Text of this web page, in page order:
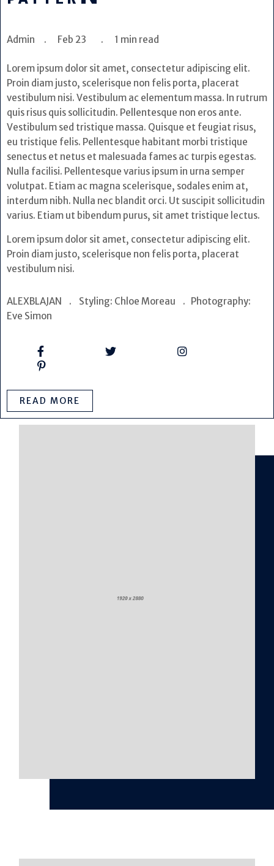
Admin . Feb 23 . 1 min read
Lorem ipsum dolor sit amet, consectetur adipiscing elit.
Proin diam justo, scelerisque non felis porta, placerat
vestibulum nisi. Vestibulum ac elementum massa. In rutrum
quis risus quis sollicitudin. Pellentesque non eros ante.
Vestibulum sed tristique massa. Quisque et feugiat risus,
eu tristique felis. Pellentesque habitant morbi tristique
senectus et netus et malesuada fames ac turpis egestas.
Nulla facilisi. Pellentesque varius ipsum in urna semper
volutpat. Etiam ac magna scelerisque, sodales enim at,
interdum nibh. Nulla nec blandit orci. Ut suscipit sollicitudin
varius. Etiam ut bibendum purus, sit amet tristique lectus.
Lorem ipsum dolor sit amet, consectetur adipiscing elit.
Proin diam justo, scelerisque non felis porta, placerat
vestibulum nisi.
ALEXBLAJAN . Styling: Chloe Moreau . Photography:
Eve Simon
READ MORE